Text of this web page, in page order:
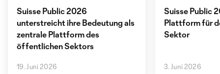
Suisse Public 2026
unterstreicht ihre Bedeutung als
zentrale Plattform des
öffentlichen Sektors
19. Juni 2026
Suisse Public
Plattform für
Sektor
3. Juni 2026